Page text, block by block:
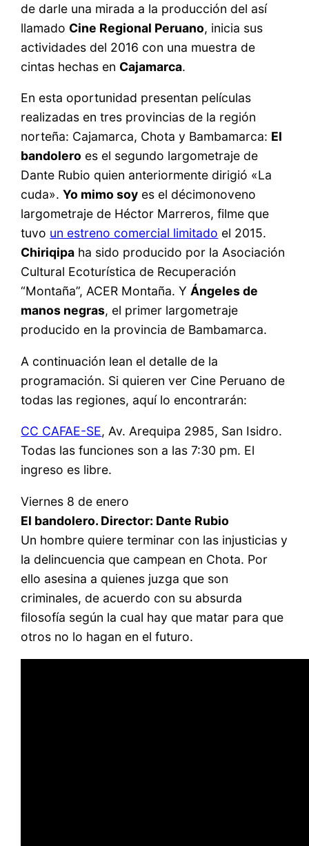
de darle una mirada a la producción del así
llamado Cine Regional Peruano, inicia sus
actividades del 2016 con una muestra de
cintas hechas en Cajamarca.
En esta oportunidad presentan películas
realizadas en tres provincias de la región
norteña: Cajamarca, Chota y Bambamarca: El
bandolero es el segundo largometraje de
Dante Rubio quien anteriormente dirigió «La
cuda».Yo mimo soy es el décimonoveno
largometraje de Héctor Marreros, filme que
tuvo un estreno comercial limitado el 2015.
Chiriqipa ha sido producido por la Asociación
Cultural Ecoturística de Recuperación
“Montaña”, ACER Montaña. Y Ángeles de
manos negras, el primer largometraje
producido en la provincia de Bambamarca.
A continuación lean el detalle de la
programación. Si quieren ver Cine Peruano de
todas las regiones, aquí lo encontrarán:
CC CAFAE-SE, Av. Arequipa 2985, San Isidro.
Todas las funciones son a las 7:30 pm. El
ingreso es libre.
Viernes 8 de enero
El bandolero. Director: Dante Rubio
Un hombre quiere terminar con las injusticias y
la delincuencia que campean en Chota. Por
ello asesina a quienes juzga que son
criminales, de acuerdo con su absurda
filosofía según la cual hay que matar para que
otros no lo hagan en el futuro.